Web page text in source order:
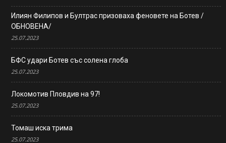
Илиян Филипов и Бултрас призоваха феновете на Ботев /
ОБНОВЕНА/
25.07.2023
БФС удари Ботев със солена глоба
25.07.2023
Локомотив Пловдив на 97!
25.07.2023
Томаш иска трима
25.07.2023